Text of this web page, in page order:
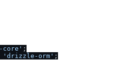
core'
'drizzle-orm' ;